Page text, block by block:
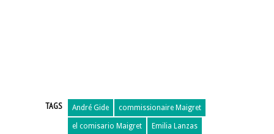
TAGS André Gide commissionaire Maigret
el comisario Maigret Emilia Lanzas